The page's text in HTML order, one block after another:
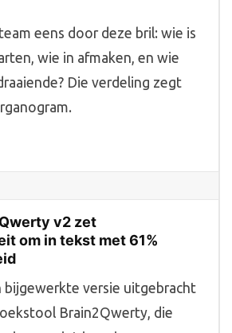
eens door deze bril: wie is
wie in afmaken, en wie
Die verdeling zegt
v2 zet
om in tekst met 61%
bijgewerkte versie uitgebracht
Brain2Qwerty, die